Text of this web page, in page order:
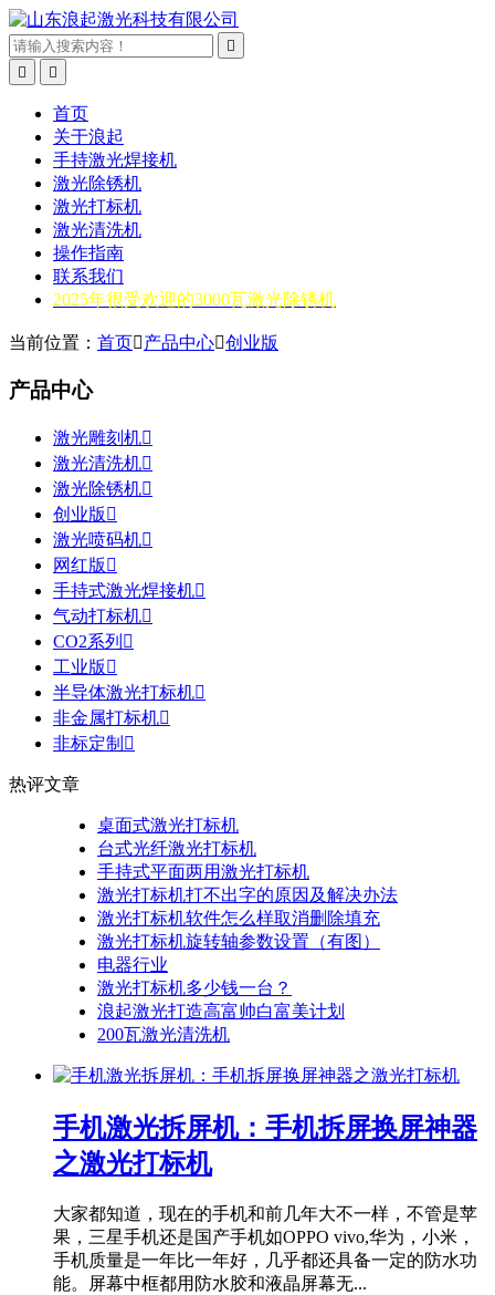



首页
关于浪起
手持激光焊接机
激光除锈机
激光打标机
激光清洗机
操作指南
联系我们
2025年很受欢迎的3000瓦激光除锈机
当前位置： 首页产品中心创业版
产品中心
激光雕刻机
激光清洗机
激光除锈机
创业版 
激光喷码机
网红版 
手持式激光焊接机
气动打标机
CO2系列 
工业版 
半导体激光打标机
非金属打标机
非标定制 
热评文章
桌面式激光打标机
台式光纤激光打标机
手持式平面两用激光打标机
激光打标机打不出字的原因及解决办法
激光打标机软件怎么样取消删除填充
激光打标机旋转轴参数设置（有图）
电器行业
激光打标机多少钱一台？
浪起激光打造高富帅白富美计划
200瓦激光清洗机
手机激光拆屏机：手机拆屏换屏神器
之激光打标机
大家都知道，现在的手机和前几年大不一样，不管是苹
果，三星手机还是国产手机如OPPO vivo,华为，小米，
手机质量是一年比一年好，几乎都还具备一定的防水功
能。屏幕中框都用防水胶和液晶屏幕无...